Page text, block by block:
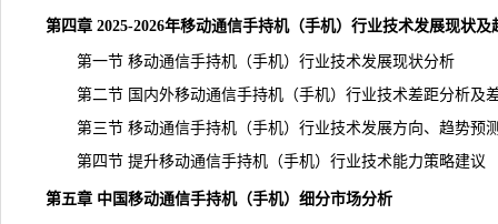
第四章 2025-2026年移动通信手持机（手机）行业技术发展现状及
第一节 移动通信手持机（手机）行业技术发展现状分析
第二节 国内外移动通信手持机（手机）行业技术差距分析及
第三节 移动通信手持机（手机）行业技术发展方向、趋势预
第四节 提升移动通信手持机（手机）行业技术能力策略建议
第五章 中国移动通信手持机（手机）细分市场分析